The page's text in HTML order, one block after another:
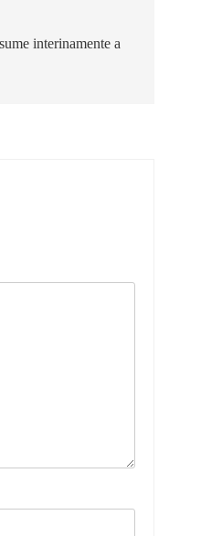
interinamente a